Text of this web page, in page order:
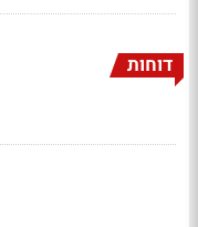
דוחות